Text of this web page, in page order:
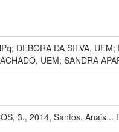
DEBORA DA SILVA,
UEM; SANDRA
3., 2014, Santos.